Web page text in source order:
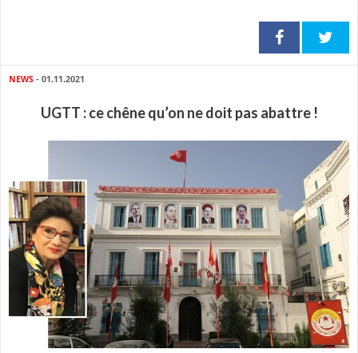
NEWS - 01.11.2021
UGTT : ce chêne qu’on ne doit pas abattre !